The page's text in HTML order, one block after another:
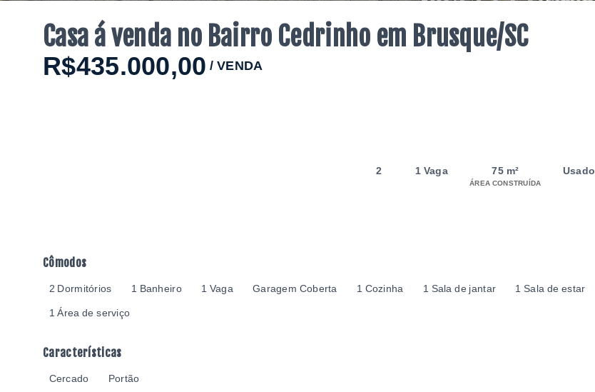
Casa á venda no Bairro Cedrinho em Brusque/SC
R$435.000,00 /VENDA
2 1 Vaga 75 m²
ÁREA CONSTRUÍDA
Usado
Cômodos
2 Dormitórios 1 Banheiro 1 Vaga Garagem Coberta 1 Cozinha 1 Sala de jantar 1 Sala de estar
1 Área de serviço
Características
Cercado Portão